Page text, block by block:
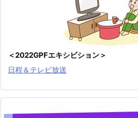
＜2022GPFエキシビション＞
日程＆テレビ放送